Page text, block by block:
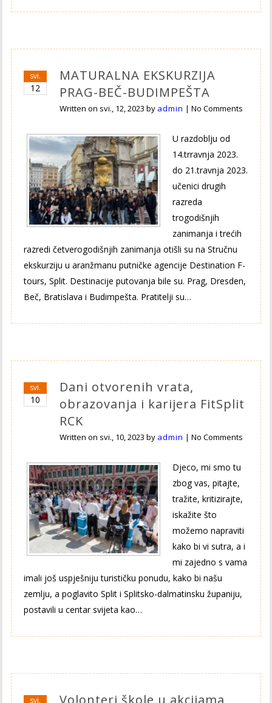
svi.
12
MATURALNA EKSKURZIJA
PRAG-BEČ-BUDIMPEŠTA
Written on svi., 12, 2023 by admin |No Comments
U razdoblju od
14.trravnja 2023.
do 21.travnja 2023.
učenici drugih
razreda
trogodišnjih
zanimanja i trećih
razredi četverogodišnjih zanimanja otišli su na Stručnu
ekskurziju u aranžmanu putničke agencije Destination F-
tours, Split. Destinacije putovanja bile su. Prag, Dresden,
Beč, Bratislava i Budimpešta. Pratitelji su…
svi.
10
Dani otvorenih vrata,
obrazovanja i karijera FitSplit
RCK
Written on svi., 10, 2023 by admin |No Comments
Djeco, mi smo tu
zbog vas, pitajte,
tražite, kritizirajte,
iskažite što
možemo napraviti
kako bi vi sutra, a i
mi zajedno s vama
imali još uspješniju turističku ponudu, kako bi našu
zemlju, a poglavito Split i Splitsko-dalmatinsku županiju,
postavili u centar svijeta kao…
svi.